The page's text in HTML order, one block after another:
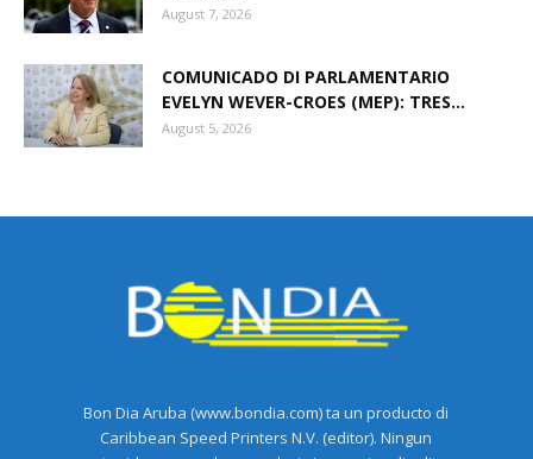
August 7, 2026
COMUNICADO DI PARLAMENTARIO
EVELYN WEVER-CROES (MEP): TRES...
August 5, 2026
Bon Dia Aruba (www.bondia.com) ta un producto di
Caribbean Speed Printers N.V. (editor). Ningun